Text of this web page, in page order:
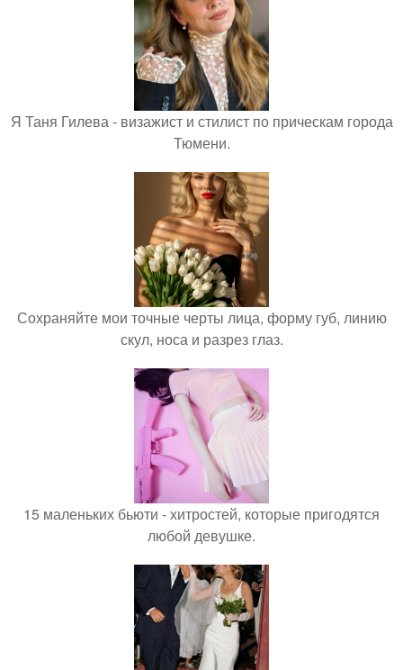
Я Таня Гилева - визажист и стилист по прическам города
Тюмени.
Сохраняйте мои точные черты лица, форму губ, линию
скул, носа и разрез глаз.
15 маленьких бьюти - хитростей, которые пригодятся
любой девушке.